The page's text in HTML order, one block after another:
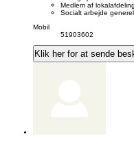
Medlem af
Socialt arbejde
Mobil
51903602
Klik her for at sende